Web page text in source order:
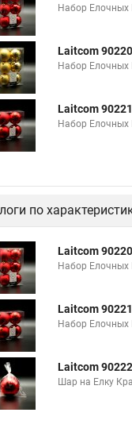
Набор
Laitcom
Набор Елочных
Laitcom
Набор
по
Laitcom
Набор
Laitcom
Набор
Laitcom
Шар на Елку